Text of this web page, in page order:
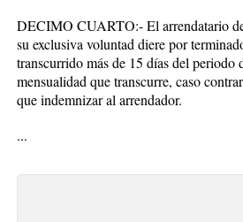
DECIMO CUARTO:-El arrendatario
su exclusiva voluntad diere por
transcurrido más de 15 días del periodo
mensualidad que transcurre, caso
que indemnizar al arrendador.
...